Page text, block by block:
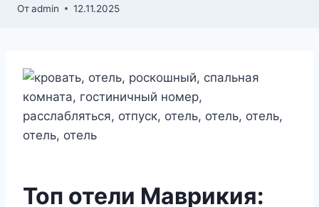
Отadmin 12.11.2025
Топ отели Маврикия: